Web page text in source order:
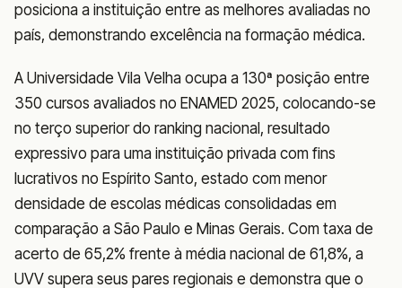
posiciona a instituição entre as melhores avaliadas no
país, demonstrando excelência na formação médica.
A Universidade Vila Velha ocupa a 130ª posição entre
350 cursos avaliados no ENAMED 2025, colocando-se
no terço superior do ranking nacional, resultado
expressivo para uma instituição privada com fins
lucrativos no Espírito Santo, estado com menor
densidade de escolas médicas consolidadas em
comparação a São Paulo e Minas Gerais. Com taxa de
acerto de 65,2% frente à média nacional de 61,8%, a
UVV supera seus pares regionais e demonstra que o